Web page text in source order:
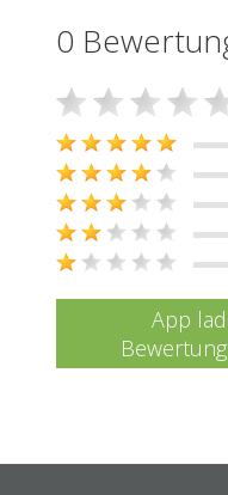
0
App